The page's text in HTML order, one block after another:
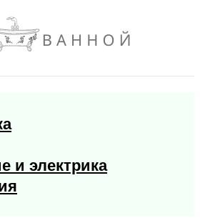
и электрика